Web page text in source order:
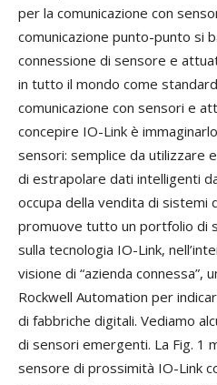
per la comunicazione con
comunicazione punto-punto si
connessione di sensore e
in tutto il mondo come
comunicazione con sensori e
concepire IO-Link è
sensori: semplice da utilizzare
di estrapolare dati intelligenti
occupa della vendita di sistemi
promuove tutto un portfolio di
sulla tecnologia IO-Link,
visione di “azienda connessa”,
Rockwell Automation per
di fabbriche digitali. Vediamo
di sensori emergenti. La Fig. 1
sensore di prossimità IO-Link